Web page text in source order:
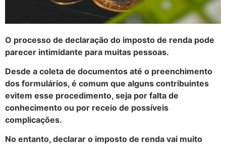
O processo de declaração do imposto de renda pode
parecer intimidante para muitas pessoas.
Desde a coleta de documentos até o preenchimento
dos formulários, é comum que alguns contribuintes
evitem esse procedimento, seja por falta de
conhecimento ou por receio de possíveis
complicações.
No entanto, declarar o imposto de renda vai muito